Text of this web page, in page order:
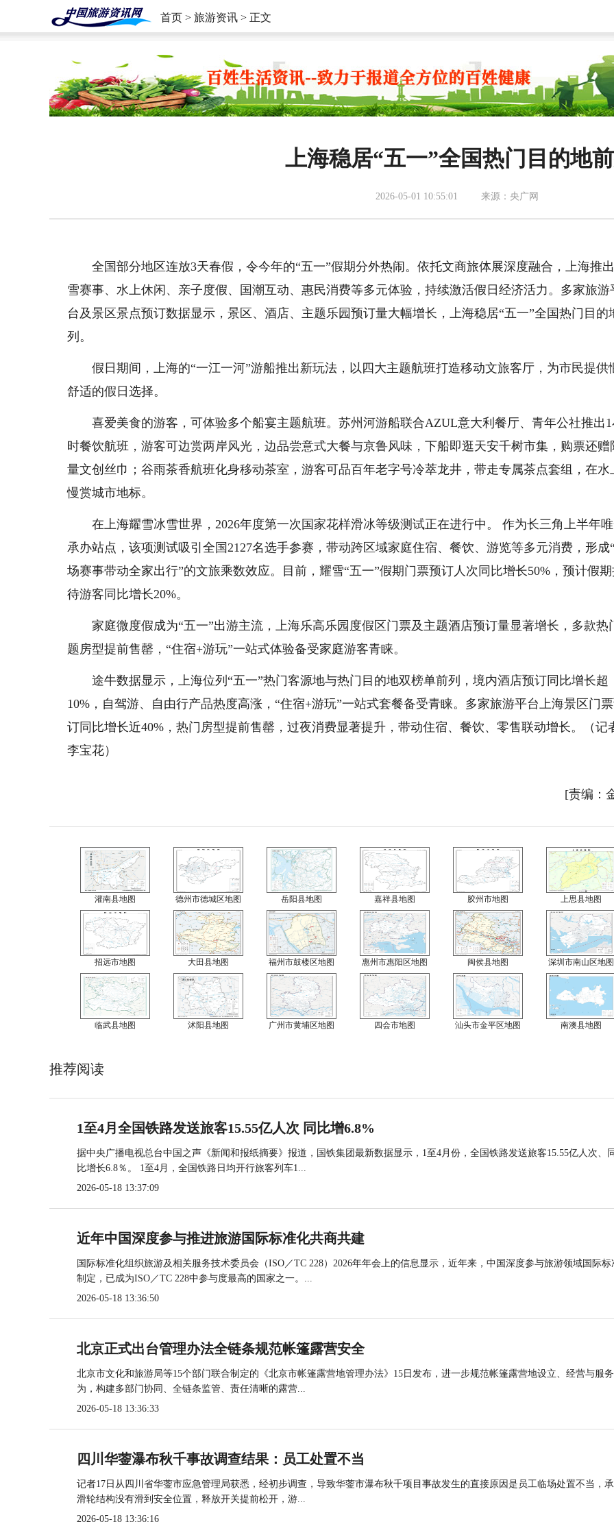
首页 > 旅游资讯 > 正文
上海稳居“五一”全国热门目的地
2026-05-01 10:55:01 来源：央广网
全国部分地区连放3天春假，令今年的“五一”假期分外热闹。依托文商旅体展深度融合，上海推
雪赛事、水上休闲、亲子度假、国潮互动、惠民消费等多元体验，持续激活假日经济活力。多家旅游
台及景区景点预订数据显示，景区、酒店、主题乐园预订量大幅增长，上海稳居“五一”全国热门目的
列。
假日期间，上海的“一江一河”游船推出新玩法，以四大主题航班打造移动文旅客厅，为市民提供
舒适的假日选择。
喜爱美食的游客，可体验多个船宴主题航班。苏州河游船联合AZUL意大利餐厅、青年公社推出
时餐饮航班，游客可边赏两岸风光，边品尝意式大餐与京鲁风味，下船即逛天安千树市集，购票还赠
量文创丝巾；谷雨茶香航班化身移动茶室，游客可品百年老字号冷萃龙井，带走专属茶点套组，在水
慢赏城市地标。
在上海耀雪冰雪世界，2026年度第一次国家花样滑冰等级测试正在进行中。 作为长三角上半年
承办站点，该项测试吸引全国2127名选手参赛，带动跨区域家庭住宿、餐饮、游览等多元消费，形成
场赛事带动全家出行”的文旅乘数效应。目前，耀雪“五一”假期门票预订人次同比增长50%，预计假
待游客同比增长20%。
家庭微度假成为“五一”出游主流，上海乐高乐园度假区门票及主题酒店预订量显著增长，多款热
题房型提前售罄，“住宿+游玩”一站式体验备受家庭游客青睐。
途牛数据显示，上海位列“五一”热门客源地与热门目的地双榜单前列，境内酒店预订同比增长超
10%，自驾游、自由行产品热度高涨，“住宿+游玩”一站式套餐备受青睐。多家旅游平台上海景区门
订同比增长近40%，热门房型提前售罄，过夜消费显著提升，带动住宿、餐饮、零售联动增长。（记
李宝花）
[责编：
灌南县地图 德州市德城区地图 岳阳县地图 嘉祥县地图 胶州市地图 上思县地图
招远市地图 大田县地图 福州市鼓楼区地图 惠州市惠阳区地图 闽侯县地图 深圳市南山区地图
临武县地图 沭阳县地图 广州市黄埔区地图 四会市地图 汕头市金平区地图 南澳县地图
推荐阅读
1至4月全国铁路发送旅客15.55亿人次 同比增6.8%
据中央广播电视总台中国之声《新闻和报纸摘要》报道，国铁集团最新数据显示，1至4月份，全国铁路发送旅客15.55亿人次、
比增长6.8％。 1至4月，全国铁路日均开行旅客列车1...
2026-05-18 13:37:09
近年中国深度参与推进旅游国际标准化共商共建
国际标准化组织旅游及相关服务技术委员会（ISO／TC 228）2026年年会上的信息显示，近年来，中国深度参与旅游领域国际标
制定，已成为ISO／TC 228中参与度最高的国家之一。...
2026-05-18 13:36:50
北京正式出台管理办法全链条规范帐篷露营安全
北京市文化和旅游局等15个部门联合制定的《北京市帐篷露营地管理办法》15日发布，进一步规范帐篷露营地设立、经营与服
为，构建多部门协同、全链条监管、责任清晰的露营...
2026-05-18 13:36:33
四川华蓥瀑布秋千事故调查结果：员工处置不当
记者17日从四川省华蓥市应急管理局获悉，经初步调查，导致华蓥市瀑布秋千项目事故发生的直接原因是员工临场处置不当，
滑轮结构没有滑到安全位置，释放开关提前松开，游...
2026-05-18 13:36:16